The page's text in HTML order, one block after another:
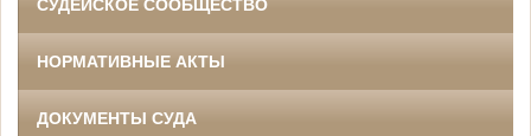
СУДЕЙСКОЕ СООБЩЕСТВО
НОРМАТИВНЫЕ АКТЫ
ДОКУМЕНТЫ СУДА